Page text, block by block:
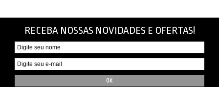
RECEBA NOSSAS NOVIDADES E OFERTAS!